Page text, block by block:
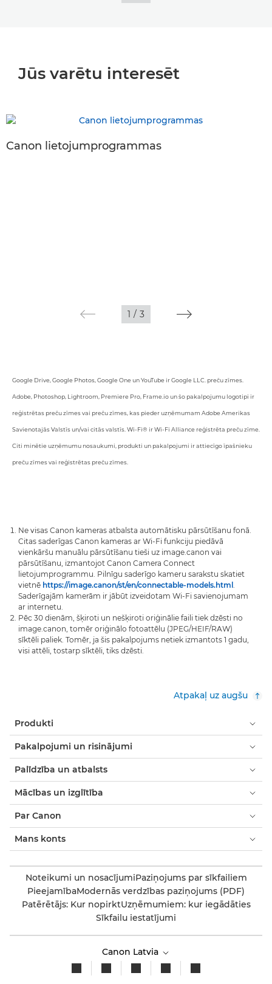
Jūs varētu interesēt
Canon lietojumprogrammas
1 / 3
Google Drive, Google Photos, Google One un YouTube ir Google LLC. preču zīmes.
Adobe, Photoshop, Lightroom, Premiere Pro, Frame.io un šo pakalpojumu logotipi ir
reģistrētas preču zīmes vai preču zīmes, kas pieder uzņēmumam Adobe Amerikas
Savienotajās Valstīs un/vai citās valstīs. Wi-Fi® ir Wi-Fi Alliance reģistrēta preču zīme.
Citi minētie uzņēmumu nosaukumi, produkti un pakalpojumi ir attiecīgo īpašnieku
preču zīmes vai reģistrētas preču zīmes.
Ne visas Canon kameras atbalsta automātisku pārsūtīšanu fonā.
Citas saderīgas Canon kameras ar Wi-Fi funkciju piedāvā
vienkāršu manuālu pārsūtīšanu tieši uz image.canon vai
pārsūtīšanu, izmantojot Canon Camera Connect
lietojumprogrammu. Pilnīgu saderīgo kameru sarakstu skatiet
vietnē https://image.canon/st/en/connectable-models.html .
Saderīgajām kamerām ir jābūt izveidotam Wi-Fi savienojumam
ar internetu.
Pēc 30 dienām, šķiroti un nešķiroti oriģinālie faili tiek dzēsti no
image.canon, tomēr oriģinālo fotoattēlu (JPEG/HEIF/RAW)
sīktēli paliek. Tomēr, ja šis pakalpojums netiek izmantots 1 gadu,
visi attēli, tostarp sīktēli, tiks dzēsti.
Atpakaļ uz augšu
Produkti
Pakalpojumi un risinājumi
Palīdzība un atbalsts
Mācības un izglītība
Par Canon
Mans konts
Noteikumi un nosacījumiPaziņojums par sīkfailiem
PieejamībaModernās verdzības paziņojums (PDF)
Patērētājs: Kur nopirktUzņēmumiem: kur iegādāties
Sīkfailu iestatījumi
Canon Latvia